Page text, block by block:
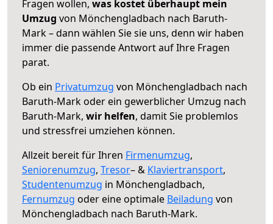
Fragen wollen, was kostet überhaupt mein
Umzug von Mönchengladbach nach Baruth-
Mark – dann wählen Sie sie uns, denn wir haben
immer die passende Antwort auf Ihre Fragen
parat.
Ob ein Privatumzug von Mönchengladbach nach
Baruth-Mark oder ein gewerblicher Umzug nach
Baruth-Mark, wir helfen, damit Sie problemlos
und stressfrei umziehen können.
Allzeit bereit für Ihren Firmenumzug,
Seniorenumzug, Tresor– & Klaviertransport,
Studentenumzug in Mönchengladbach,
Fernumzug oder eine optimale Beiladung von
Mönchengladbach nach Baruth-Mark.